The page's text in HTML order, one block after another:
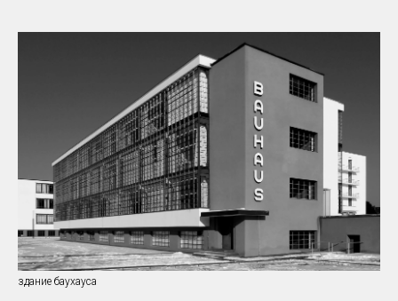
здание баухауса